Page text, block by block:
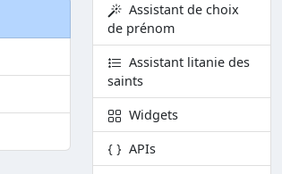
Assistant de choix
de prénom
Assistant litanie des
saints
Widgets
APIs